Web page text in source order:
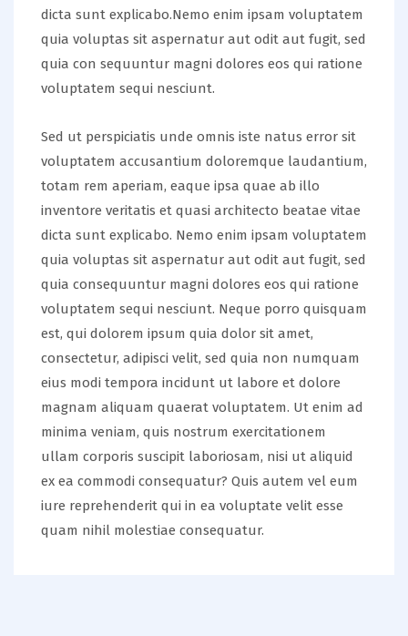
dicta sunt explicabo.Nemo enim ipsam voluptatem
quia voluptas sit aspernatur aut odit aut fugit, sed
quia con sequuntur magni dolores eos qui ratione
voluptatem sequi nesciunt.
Sed ut perspiciatis unde omnis iste natus error sit
voluptatem accusantium doloremque laudantium,
totam rem aperiam, eaque ipsa quae ab illo
inventore veritatis et quasi architecto beatae vitae
dicta sunt explicabo. Nemo enim ipsam voluptatem
quia voluptas sit aspernatur aut odit aut fugit, sed
quia consequuntur magni dolores eos qui ratione
voluptatem sequi nesciunt. Neque porro quisquam
est, qui dolorem ipsum quia dolor sit amet,
consectetur, adipisci velit, sed quia non numquam
eius modi tempora incidunt ut labore et dolore
magnam aliquam quaerat voluptatem. Ut enim ad
minima veniam, quis nostrum exercitationem
ullam corporis suscipit laboriosam, nisi ut aliquid
ex ea commodi consequatur? Quis autem vel eum
iure reprehenderit qui in ea voluptate velit esse
quam nihil molestiae consequatur.